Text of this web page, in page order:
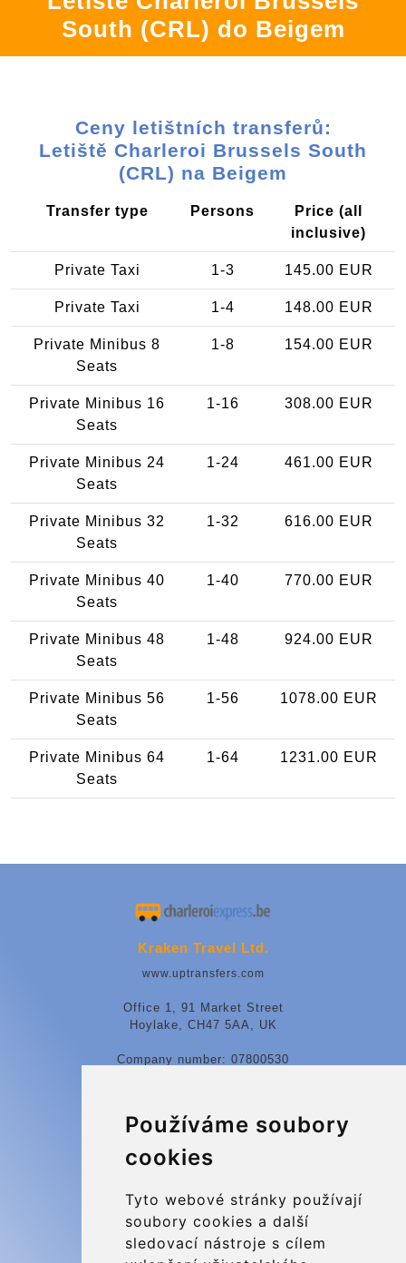
Používáme soubory
cookies
Tyto webové stránky používají
soubory cookies a další
sledovací nástroje s cílem
South (CRL) do Beigem
Ceny letištních transferů:
Letiště Charleroi Brussels South
(CRL) na Beigem
Transfer type Persons
Price (all
inclusive)
Private Taxi 1-3 145.00 EUR
Private Taxi 1-4 148.00 EUR
Private Minibus 8
Seats
1-8 154.00 EUR
Private Minibus 16
Seats
1-16 308.00 EUR
Private Minibus 24
Seats
1-24 461.00 EUR
Private Minibus 32
Seats
1-32 616.00 EUR
Private Minibus 40
Seats
1-40 770.00 EUR
Private Minibus 48
Seats
1-48 924.00 EUR
Private Minibus 56
Seats
1-56 1078.00 EUR
Private Minibus 64
Seats
1-64 1231.00 EUR
Kraken Travel Ltd.
www.uptransfers.com
Office 1, 91 Market Street
Hoylake, CH47 5AA, UK
Company number: 07800530
More
Blog
Contact